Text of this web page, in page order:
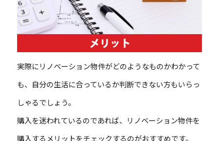
実際にリノベーション物件がどのようなものかわかって
も、自分の生活に合っているか判断できない方もいらっ
しゃるでしょう。
購入を迷われているのであれば、リノベーション物件を
購入するメリットをチェックするのがおすすめです。